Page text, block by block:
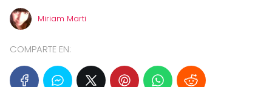
Miriam Marti
COMPARTE EN: